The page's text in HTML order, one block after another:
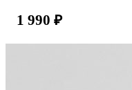
1 990 ₽